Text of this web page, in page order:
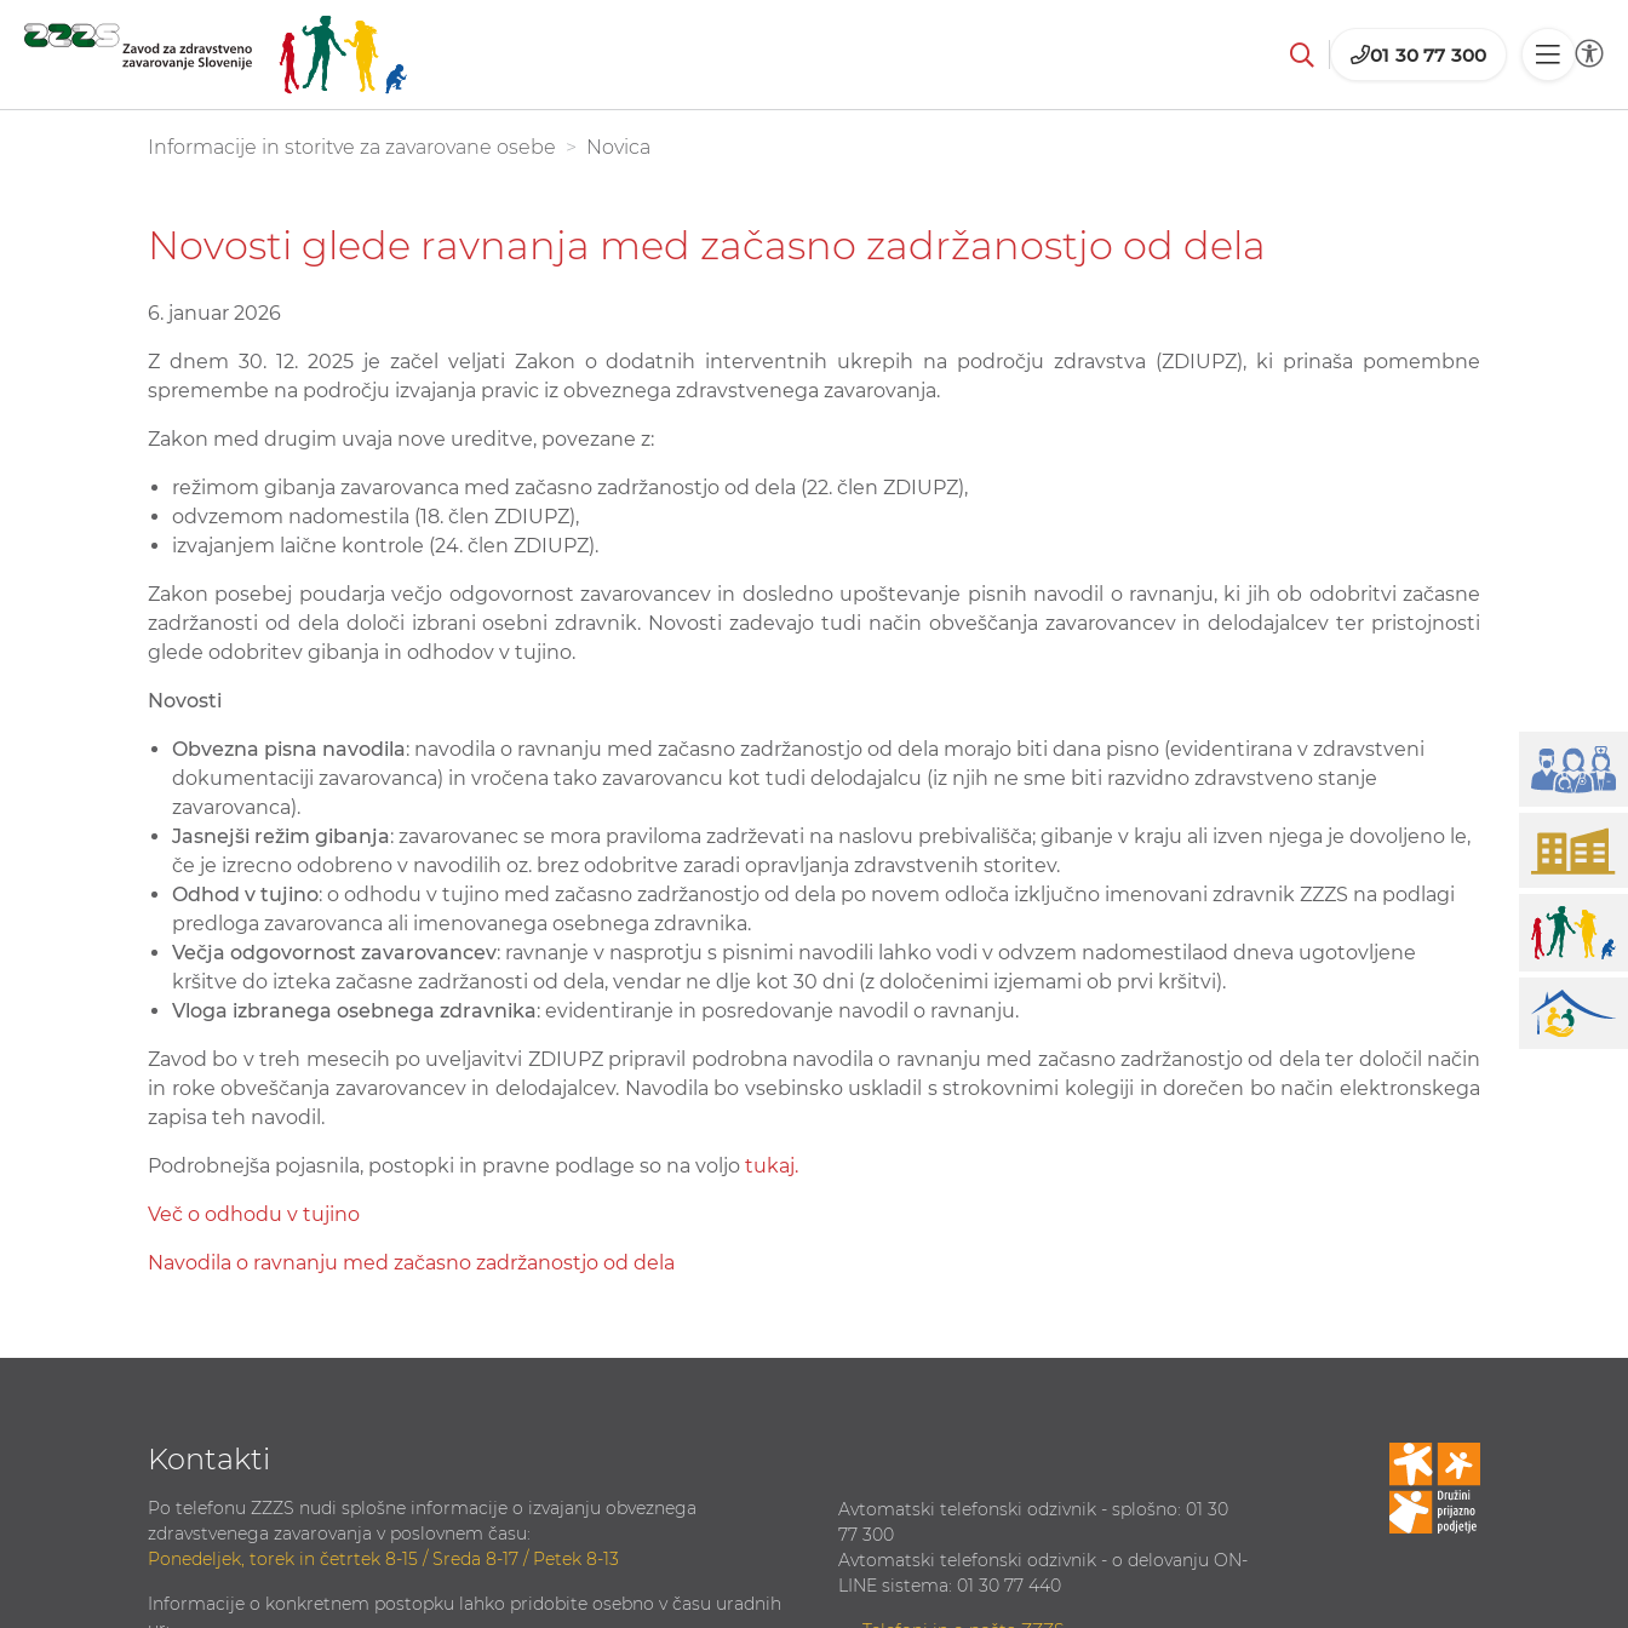
01 30 77 300
You are here:
Informacije in storitve za zavarovane osebe Novica
Novosti glede ravnanja med začasno zadržanostjo od dela
6. januar 2026
Z dnem 30. 12. 2025 je začel veljati Zakon o dodatnih interventnih ukrepih na področju zdravstva (ZDIUPZ), ki prinaša pomembne
spremembe na področju izvajanja pravic iz obveznega zdravstvenega zavarovanja.
Zakon med drugim uvaja nove ureditve, povezane z:
režimom gibanja zavarovanca med začasno zadržanostjo od dela (22. člen ZDIUPZ),
odvzemom nadomestila (18. člen ZDIUPZ),
izvajanjem laične kontrole (24. člen ZDIUPZ).
Zakon posebej poudarja večjo odgovornost zavarovancev in dosledno upoštevanje pisnih navodil o ravnanju, ki jih ob odobritvi začasne
zadržanosti od dela določi izbrani osebni zdravnik. Novosti zadevajo tudi način obveščanja zavarovancev in delodajalcev ter pristojnosti
glede odobritev gibanja in odhodov v tujino.
Novosti
Obvezna pisna navodila: navodila o ravnanju med začasno zadržanostjo od dela morajo biti dana pisno (evidentirana v zdravstveni
dokumentaciji zavarovanca) in vročena tako zavarovancu kot tudi delodajalcu (iz njih ne sme biti razvidno zdravstveno stanje
zavarovanca).
Jasnejši režim gibanja: zavarovanec se mora praviloma zadrževati na naslovu prebivališča; gibanje v kraju ali izven njega je dovoljeno le,
če je izrecno odobreno v navodilih oz. brez odobritve zaradi opravljanja zdravstvenih storitev.
Odhod v tujino: o odhodu v tujino med začasno zadržanostjo od dela po novem odloča izključno imenovani zdravnik ZZZS na podlagi
predloga zavarovanca ali imenovanega osebnega zdravnika.
Večja odgovornost zavarovancev: ravnanje v nasprotju s pisnimi navodili lahko vodi v odvzem nadomestilaod dneva ugotovljene
kršitve do izteka začasne zadržanosti od dela, vendar ne dlje kot 30 dni (z določenimi izjemami ob prvi kršitvi).
Vloga izbranega osebnega zdravnika: evidentiranje in posredovanje navodil o ravnanju.
Zavod bo v treh mesecih po uveljavitvi ZDIUPZ pripravil podrobna navodila o ravnanju med začasno zadržanostjo od dela ter določil način
in roke obveščanja zavarovancev in delodajalcev. Navodila bo vsebinsko uskladil s strokovnimi kolegiji in dorečen bo način elektronskega
zapisa teh navodil.
Podrobnejša pojasnila, postopki in pravne podlage so na voljo tukaj.
Več o odhodu v tujino
Navodila o ravnanju med začasno zadržanostjo od dela
Kontakti
Po telefonu ZZZS nudi splošne informacije o izvajanju obveznega
zdravstvenega zavarovanja v poslovnem času:
Ponedeljek, torek in četrtek 8-15 / Sreda 8-17 / Petek 8-13
Informacije o konkretnem postopku lahko pridobite osebno v času uradnih
Avtomatski telefonski odzivnik - splošno: 01 30
77 300
Avtomatski telefonski odzivnik - o delovanju ON-
LINE sistema: 01 30 77 440